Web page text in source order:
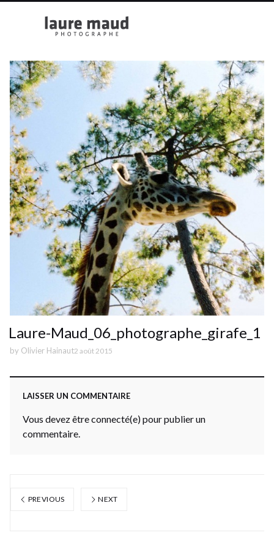
Laure-Maud_06_photographe_girafe_1
by Olivier Hainaut2 août 2015
LAISSER UN COMMENTAIRE
Vous devez être connecté(e) pour publier un
commentaire.
PREVIOUS NEXT